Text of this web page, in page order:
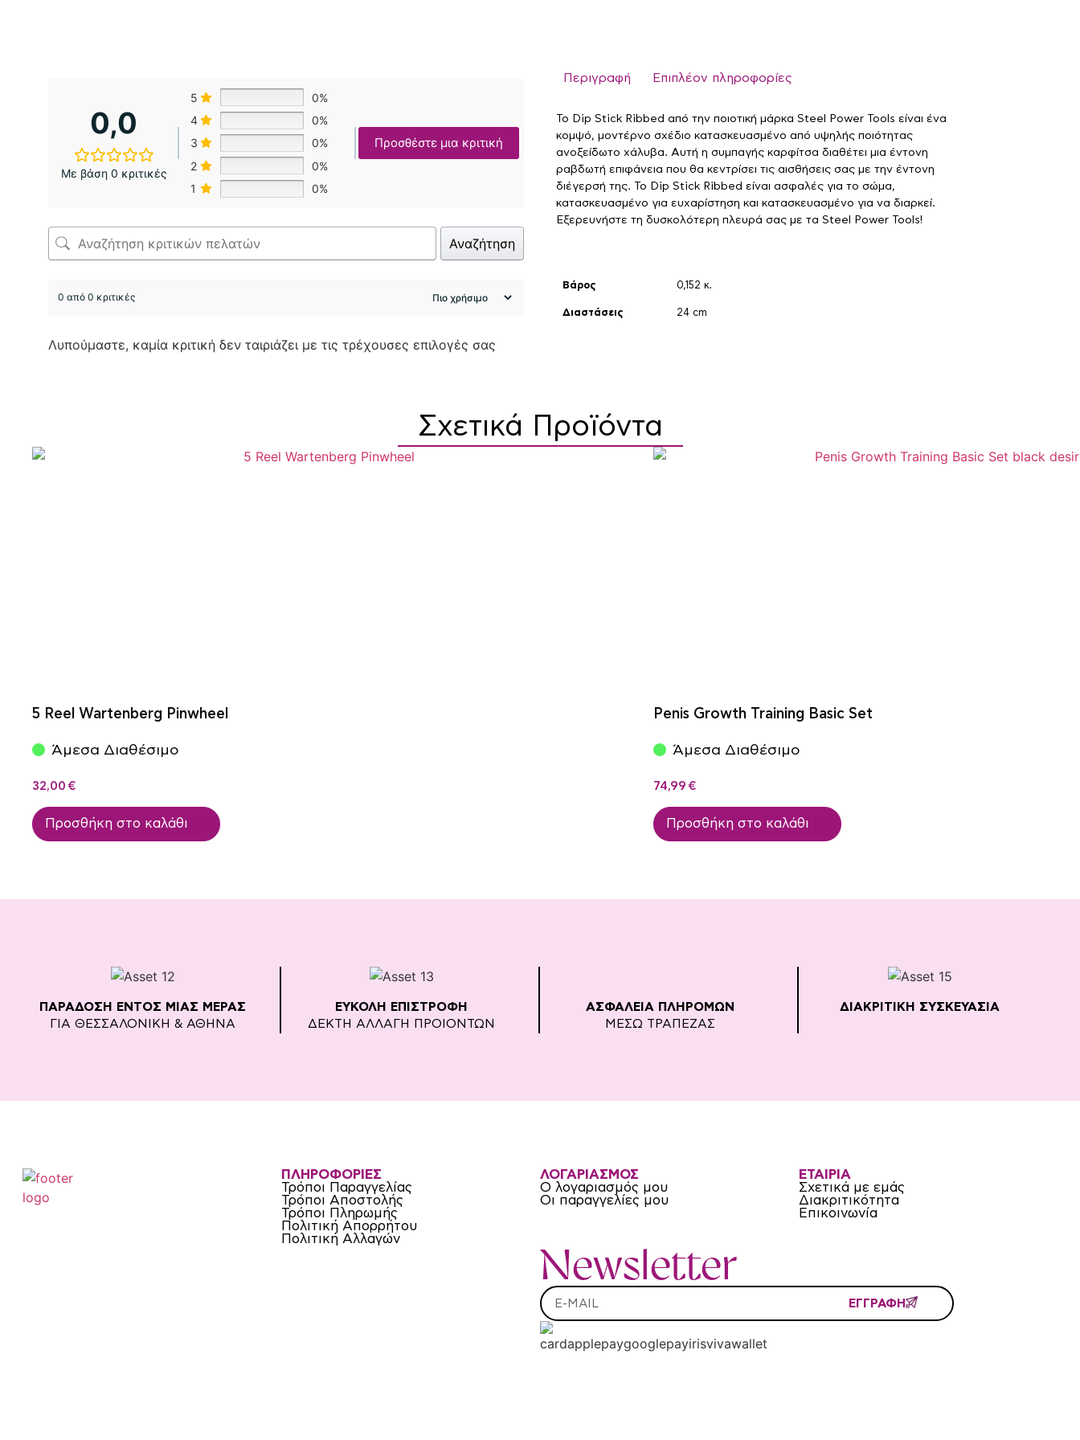
0,0
Με βάση 0 κριτικές
5
0%
4
0%
3
0%
2
0%
1
0%
Προσθέστε μια κριτική
Αναζήτηση
0 από 0 κριτικές
Λυπούμαστε, καμία κριτική δεν ταιριάζει με τις τρέχουσες επιλογές σας
Περιγραφή Επιπλέον πληροφορίες
Το Dip Stick Ribbed από την ποιοτική μάρκα Steel Power Tools είναι ένα
κομψό, μοντέρνο σχέδιο κατασκευασμένο από υψηλής ποιότητας
ανοξείδωτο χάλυβα. Αυτή η συμπαγής καρφίτσα διαθέτει μια έντονη
ραβδωτή επιφάνεια που θα κεντρίσει τις αισθήσεις σας με την έντονη
διέγερσή της. Το Dip Stick Ribbed είναι ασφαλές για το σώμα,
κατασκευασμένο για ευχαρίστηση και κατασκευασμένο για να διαρκεί.
Εξερευνήστε τη δυσκολότερη πλευρά σας με τα Steel Power Tools!
Βάρος 0,152 κ.
Διαστάσεις 24 cm
Σχετικά Προϊόντα
5 Reel Wartenberg Pinwheel
Άμεσα Διαθέσιμο
32,00 €
Προσθήκη στο καλάθι
Penis Growth Training Basic Set
Άμεσα Διαθέσιμο
74,99 €
Προσθήκη στο καλάθι
ΠΑΡΑΔΟΣΗ ΕΝΤΟΣ ΜΙΑΣ ΜΕΡΑΣ
ΓΙΑ ΘΕΣΣΑΛΟΝΙΚΗ & ΑΘΗΝΑ
ΕΥΚΟΛΗ ΕΠΙΣΤΡΟΦΗ
ΔΕΚΤΗ ΑΛΛΑΓΗ ΠΡΟΙΟΝΤΩΝ
ΑΣΦΑΛΕΙΑ ΠΛΗΡΟΜΩΝ
ΜΕΣΩ ΤΡΑΠΕΖΑΣ
ΔΙΑΚΡΙΤΙΚΗ ΣΥΣΚΕΥΑΣΙΑ
ΠΛΗΡΟΦΟΡΙΕΣ
Τρόποι Παραγγελίας
Τρόποι Αποστολής
Τρόποι Πληρωμής
Πολιτική Απορρήτου
Πολιτική Αλλαγών
ΛΟΓΑΡΙΑΣΜΟΣ
Ο λογαριασμός μου
Οι παραγγελίες μου
ΕΤΑΙΡΙΑ
Σχετικά με εμάς
Διακριτικότητα
Επικοινωνία
Newsletter
ΕΓΓΡΑΦΗ